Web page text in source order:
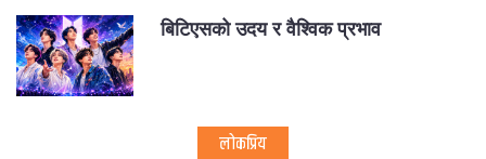
बिटिएसको उदय र वैश्विक प्रभाव
लोकप्रिय